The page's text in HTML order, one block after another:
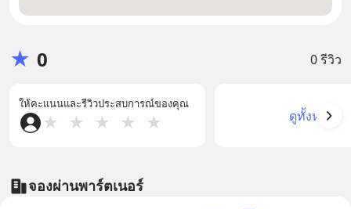
★ 0 0 รีวิว
ให้คะแนนและรีวิวประสบการณ์ของคุณ
★ ★ ★ ★ ★ ดูทั้งหมด
จองผ่านพาร์ตเนอร์